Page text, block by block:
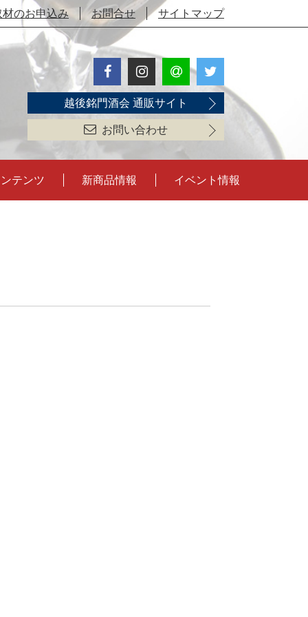
材のお申込み お問合せ サイトマップ
越後銘門酒会 通販サイト
お問い合わせ
テンツ 新商品情報 イベント情報